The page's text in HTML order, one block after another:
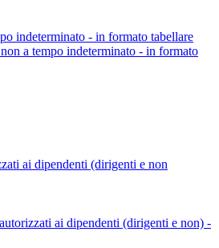
indeterminato - in formato tabellare
a tempo indeterminato - in formato
ai dipendenti (dirigenti e non
ai dipendenti (dirigenti e non) -